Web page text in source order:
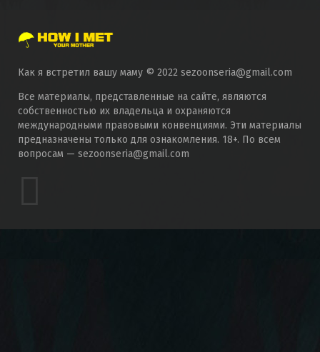
Как я встретил вашу маму © 2022 sezoonseria@gmail.com
Все материалы, представленные на сайте, являются
собственностью их владельца и охраняются
международными правовыми конвенциями. Эти материалы
предназначены только для ознакомления. 18+. По всем
вопросам — sezoonseria@gmail.com